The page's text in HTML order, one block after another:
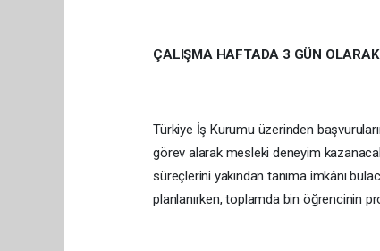
ÇALIŞMA HAFTADA 3 GÜN
Türkiye İş Kurumu üzerinden
görev alarak mesleki deneyim
süreçlerini yakından tanıma imkânı
planlanırken, toplamda bin öğrencinin